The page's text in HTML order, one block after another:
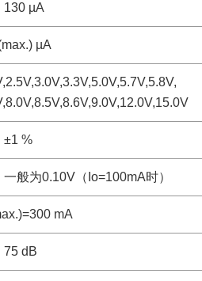
130 µA
µA
±1 %
一般为0.10V（Io=100mA时）
mA
75 dB